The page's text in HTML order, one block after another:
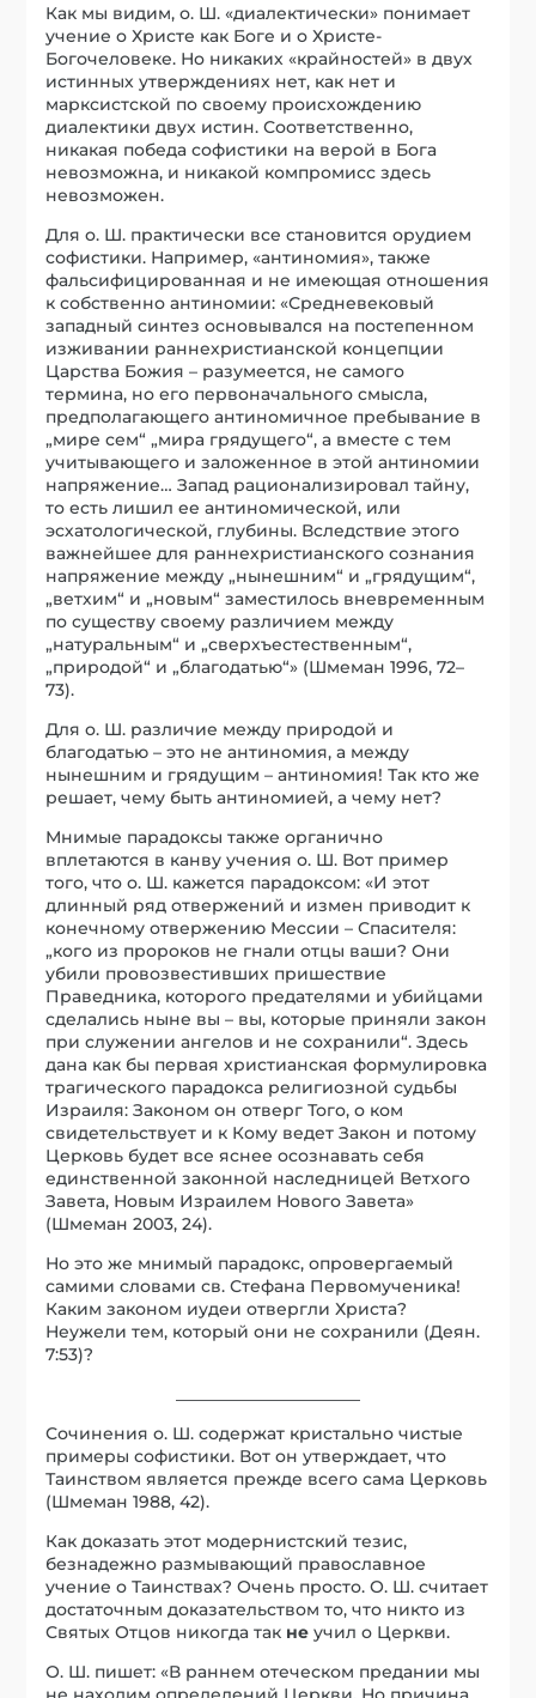
Как мы видим, о. Ш. «диалектически» понимает
учение о Христе как Боге и о Христе-
Богочеловеке. Но никаких «крайностей» в двух
истинных утверждениях нет, как нет и
марксистской по своему происхождению
диалектики двух истин. Соответственно,
никакая победа софистики на верой в Бога
невозможна, и никакой компромисс здесь
невозможен.
Для о. Ш. практически все становится орудием
софистики. Например, «антиномия», также
фальсифицированная и не имеющая отношения
к собственно антиномии: «Средневековый
западный синтез основывался на постепенном
изживании раннехристианской концепции
Царства Божия – разумеется, не самого
термина, но его первоначального смысла,
предполагающего антиномичное пребывание в
„мире сем“ „мира грядущего“, а вместе с тем
учитывающего и заложенное в этой антиномии
напряжение… Запад рационализировал тайну,
то есть лишил ее антиномической, или
эсхатологической, глубины. Вследствие этого
важнейшее для раннехристианского сознания
напряжение между „нынешним“ и „грядущим“,
„ветхим“ и „новым“ заместилось вневременным
по существу своему различием между
„натуральным“ и „сверхъестественным“,
„природой“ и „благодатью“» (Шмеман 1996, 72–
73).
Для о. Ш. различие между природой и
благодатью – это не антиномия, а между
нынешним и грядущим – антиномия! Так кто же
решает, чему быть антиномией, а чему нет?
Мнимые парадоксы также органично
вплетаются в канву учения о. Ш. Вот пример
того, что о. Ш. кажется парадоксом: «И этот
длинный ряд отвержений и измен приводит к
конечному отвержению Мессии – Спасителя:
„кого из пророков не гнали отцы ваши? Они
убили провозвестивших пришествие
Праведника, которого предателями и убийцами
сделались ныне вы – вы, которые приняли закон
при служении ангелов и не сохранили“. Здесь
дана как бы первая христианская формулировка
трагического парадокса религиозной судьбы
Израиля: Законом он отверг Того, о ком
свидетельствует и к Кому ведет Закон и потому
Церковь будет все яснее осознавать себя
единственной законной наследницей Ветхого
Завета, Новым Израилем Нового Завета»
(Шмеман 2003, 24).
Но это же мнимый парадокс, опровергаемый
самими словами св. Стефана Первомученика!
Каким законом иудеи отвергли Христа?
Неужели тем, который они не сохранили (Деян.
7:53)?
Сочинения о. Ш. содержат кристально чистые
примеры софистики. Вот он утверждает, что
Таинством является прежде всего сама Церковь
(Шмеман 1988, 42).
Как доказать этот модернистский тезис,
безнадежно размывающий православное
учение о Таинствах? Очень просто. О. Ш. считает
достаточным доказательством то, что никто из
Святых Отцов никогда так не учил о Церкви.
О. Ш. пишет: «В раннем отеческом предании мы